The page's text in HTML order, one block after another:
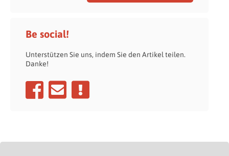
Be social!
Unterstützen Sie uns, indem Sie den Artikel teilen.
Danke!